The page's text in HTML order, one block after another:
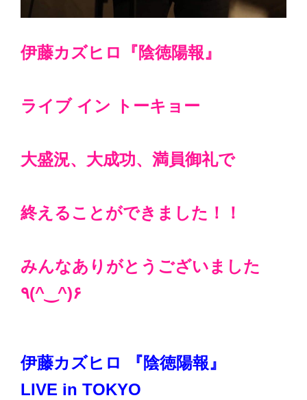
伊藤カズヒロ『陰徳陽報』
ライブ イン トーキョー
大盛況、大成功、満員御礼で
終えることができました！！
みんなありがとうございました
٩(^‿^)۶
伊藤カズヒロ 『陰徳陽報』
LIVE in TOKYO